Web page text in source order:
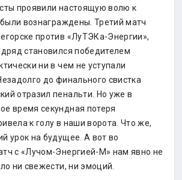
проявили настоящую волю к
вознаграждены. Третий матч
против «ЛуТЭКа-Энергии»,
становился победителем
ни в чем не уступали
до финального свистка
отразил пенальти. Но уже в
время секундная потеря
к голу в наши ворота. Что же,
урок на будущее. А вот во
с «Лучом-Энергией-М» нам явно не
ни свежести, ни эмоций.